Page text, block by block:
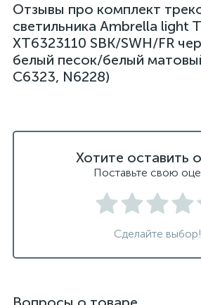
Отзывы про комплект
светильника Ambrella light
XT6323110 SBK/SWH/FR
белый песок/белый
C6323, N6228)
Хотите оставить
Поставьте свою
Сделайте выбор!